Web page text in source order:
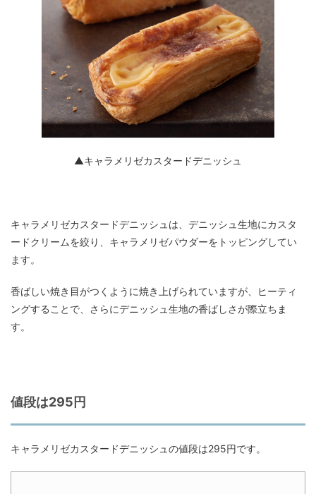
▲キャラメリゼカスタードデニッシュ
キャラメリゼカスタードデニッシュは、デニッシュ生地にカスタ
ードクリームを絞り、キャラメリゼパウダーをトッピングしてい
ます。
香ばしい焼き目がつくように焼き上げられていますが、ヒーティ
ングすることで、さらにデニッシュ生地の香ばしさが際立ちま
す。
値段は295円
キャラメリゼカスタードデニッシュの値段は295円です。